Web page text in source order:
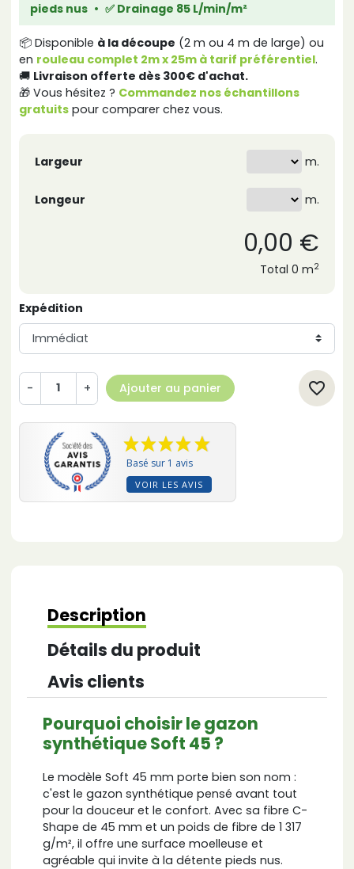
pieds nus • ✅ Drainage 85 L/min/m²
📦 Disponible à la découpe (2 m ou 4 m de large) ou
en rouleau complet 2m x 25m à tarif préférentiel.
🚚 Livraison offerte dès 300€ d'achat.
🎁 Vous hésitez ? Commandez nos échantillons
gratuits pour comparer chez vous.
Largeur m.
Longeur m.
0,00 €
Total 0 m2
Expédition
- + Ajouter au panier favorite_border
Basé sur 1 avis
VOIR LES AVIS
Description
Détails du produit
Avis clients
Pourquoi choisir le gazon
synthétique Soft 45 ?
Le modèle Soft 45 mm porte bien son nom :
c'est le gazon synthétique pensé avant tout
pour la douceur et le confort. Avec sa fibre C-
Shape de 45 mm et un poids de fibre de 1 317
g/m², il offre une surface moelleuse et
agréable qui invite à la détente pieds nus.